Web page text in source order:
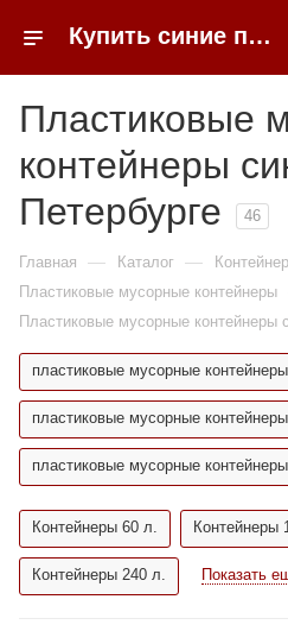
Купить синие пластиковые мусорные контейнеры в Санкт-Петербурге недорого | 0FFER
Пластиковые
контейнеры
Петербурге
46
Главная — Каталог —
Пластиковые мусорные контейнеры
Пластиковые мусорные контейнеры
пластиковые мусорные
пластиковые мусорные
пластиковые мусорные
Контейнеры 60 л. Контейнеры
Контейнеры 240 л. Показать